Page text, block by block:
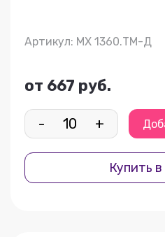
Артикул: МХ 1360.ТМ-Д
от 667 руб.
- +
Купить в